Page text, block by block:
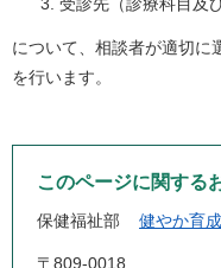
について、相談者が適切に
を行います。
このページに関する
保健福祉部 健やか育
〒809-0018